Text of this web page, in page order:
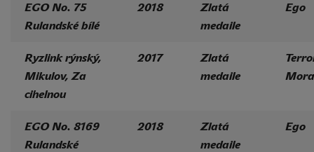
EGO No. 75
Rulandské bílé
2018
Zlatá
medaile
Ego
Ryzlink rýnský,
Mikulov, Za
cihelnou
2017
Zlatá
medaile
EGO No. 8169
Rulandské
2018
Zlatá
medaile
Ego